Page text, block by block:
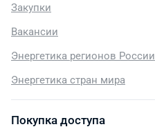
Закупки
Вакансии
Энергетика регионов России
Энергетика стран мира
Покупка доступа